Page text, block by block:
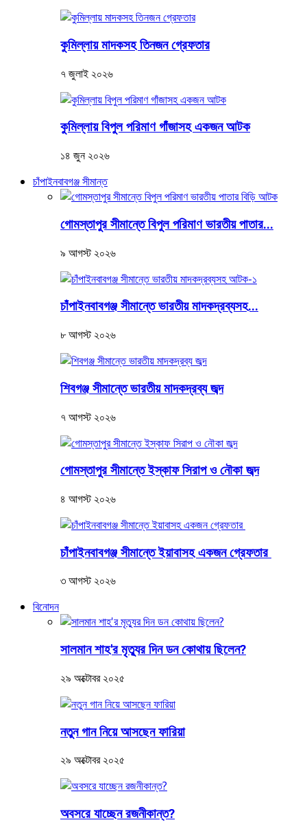
কুমিল্লায় মাদকসহ তিনজন গ্রেফতার
৭ জুলাই ২০২৬
কুমিল্লায় বিপুল পরিমাণ গাঁজাসহ একজন আটক
১৪ জুন ২০২৬
চাঁপাইনবাবগঞ্জ সীমান্ত
গোমস্তাপুর সীমান্তে বিপুল পরিমাণ ভারতীয় পাতার...
৯ আগস্ট ২০২৬
চাঁপাইনবাবগঞ্জ সীমান্তে ভারতীয় মাদকদ্রব্যসহ...
৮ আগস্ট ২০২৬
শিবগঞ্জ সীমান্তে ভারতীয় মাদকদ্রব্য জব্দ
৭ আগস্ট ২০২৬
গোমস্তাপুর সীমান্তে ইস্কাফ সিরাপ ও নৌকা জব্দ
৪ আগস্ট ২০২৬
চাঁপাইনবাবগঞ্জ সীমান্তে ইয়াবাসহ একজন গ্রেফতার
৩ আগস্ট ২০২৬
বিনোদন
সালমান শাহ'র মৃত্যুর দিন ডন কোথায় ছিলেন?
২৯ অক্টোবর ২০২৫
নতুন গান নিয়ে আসছেন ফারিয়া
২৯ অক্টোবর ২০২৫
অবসরে যাচ্ছেন রজনীকান্ত?